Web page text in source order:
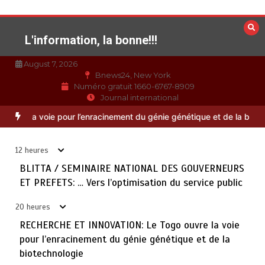
au
contenuL'information, la bonne!!!
August 7, 2026
Bnews24, New York
Numéro gratuit 1660-6767-8909
Journal international
… Vers l’optimisation du service public RECHERCHE ET
12 heures
BLITTA / SEMINAIRE NATIONAL DES GOUVERNEURS
ET PREFETS: … Vers l’optimisation du service public
20 heures
RECHERCHE ET INNOVATION: Le Togo ouvre la voie
pour l’enracinement du génie génétique et de la
biotechnologie
3
TOGO : Bon vent dans les secteurs des transports et du
tourisme
4
28 NOUVEAUX MAGISTRATS NOMMES : Vers une justice
plus rapide, plus performante et plus proche du citoyen
août 6, 2026
5
MARQUAGE DES PRODUITS PETROLIERS : Vers un
meilleur contrôle de la qualité des carburants mis en